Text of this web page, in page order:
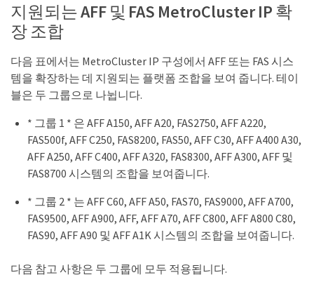
지원되는 AFF 및 FAS MetroCluster IP 확
장 조합
다음 표에서는 MetroCluster IP 구성에서 AFF 또는 FAS 시스
템을 확장하는 데 지원되는 플랫폼 조합을 보여 줍니다. 테이
블은 두 그룹으로 나뉩니다.
* 그룹 1 * 은 AFF A150, AFF A20, FAS2750, AFF A220,
FAS500f, AFF C250, FAS8200, FAS50, AFF C30, AFF A400 A30,
AFF A250, AFF C400, AFF A320, FAS8300, AFF A300, AFF 및
FAS8700 시스템의 조합을 보여줍니다.
* 그룹 2 * 는 AFF C60, AFF A50, FAS70, FAS9000, AFF A700,
FAS9500, AFF A900, AFF, AFF A70, AFF C800, AFF A800 C80,
FAS90, AFF A90 및 AFF A1K 시스템의 조합을 보여줍니다.
다음 참고 사항은 두 그룹에 모두 적용됩니다.